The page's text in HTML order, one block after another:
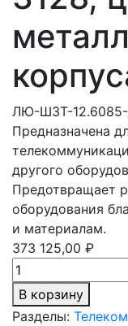
ЛЮ-ШЗТ-
Предназначена
другого
Предотвращает
оборудования
и материалам.
373 125,00 ₽
В корзину
Разделы: